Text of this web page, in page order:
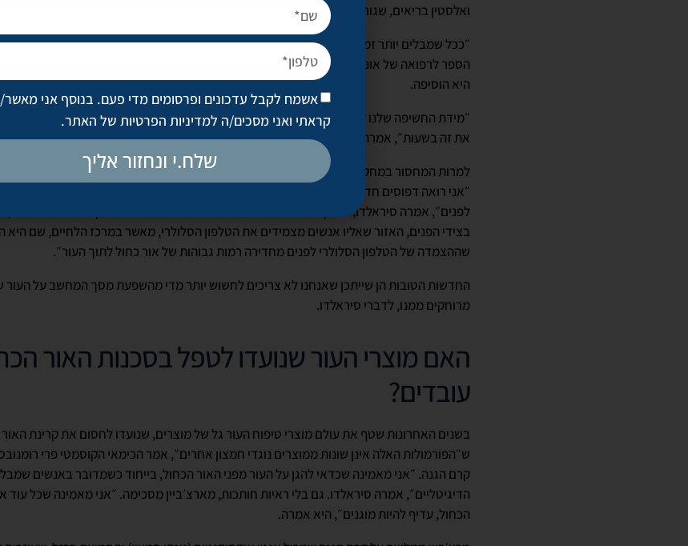
ואלסטין בריאים, שגורם
להופעתם של קמטים ולאובדן הגמישות של העור
״ככל שמבלים יותר זמן מול המסכים, כך מצב העור הופך גרוע יותר״, אמרה שרי מארצ׳ביין,
הספר לרפואה של אוניברסיטת ניו יורק. ״אבל בזמן זה, לא ידוע בדיוק כמה זמן מומלץ לבלות
היא הוסיפה.
״מידת החשיפה שלנו לאור כחול תלויה במסך שבו אנחנו משתמשים ובהגדרות הפרטניות של
את זה בשעות״, אמרה לורטה סיראלדו, רופאת עור ממיאמי.
למרות המחסור במחקרים מדעיים בזמן זה, בכל זאת יש רופאי עור שמאמינים שהם כבר רואים
״אני רואה דפוסים חדשים של היפרפיגמנטציה אצל לא מעט מטופלים ואני חוששת שהם נגרמים
לפנים״, אמרה סיראלדו, שעוקבת אחרי השפעת האור הכחול כבר מתחילת הקריירה שלה. ״היום,
בצידי הפנים, האזור שאליו אנשים מצמידים את הטלפון הסלולרי, מאשר במרכז הלחיים, שם היא
שההצמדה של הטלפון הסלולרי לפנים מחדירה רמות גבוהות של אור כחול לתוך העור״.
החדשות הטובות הן שייתכן שאנחנו לא צריכים לחשוש יותר מדי מהשפעת מסך המחשב על העור
מרוחקים ממנו, לדברי סיראלדו.
האם מוצרי העור שנועדו לטפל בסכנות האור
עובדים?
בשנים האחרונות שטף את עולם מוצרי טיפוח העור גל של מוצרים, שנועדו לחסום את קרינת
ש״הפורמולות האלה אינן שונות ממוצרים נוגדי חמצון אחרים״, אמר הכימאי הקוסמטי פרי
קרם הגנה. ״אני מאמינה שכדאי להגן על העור מפני האור הכחול, בייחוד כשמדובר באנשים
הדיגיטליים״, אמרה סיראלדו. גם בלי ראיות חותכות, מארצ׳ביין מסכימה. ״אני מאמינה שכל
הכחול, עדיף להיות מוגנים״, היא אמרה.
אשמח לקבל עדכונים ופרסומים מדי פעם. בנוסף אני
קראתי ואני מסכים/ה למדיניות הפרטיות של האתר.
שלח.י ונחזור אליך